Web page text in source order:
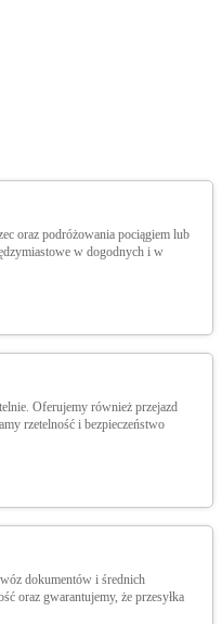
oraz podróżowania pociągiem lub
w dogodnych i w
Oferujemy również przejazd
rzetelność i bezpieczeństwo
dokumentów i średnich
oraz gwarantujemy, że przesyłka